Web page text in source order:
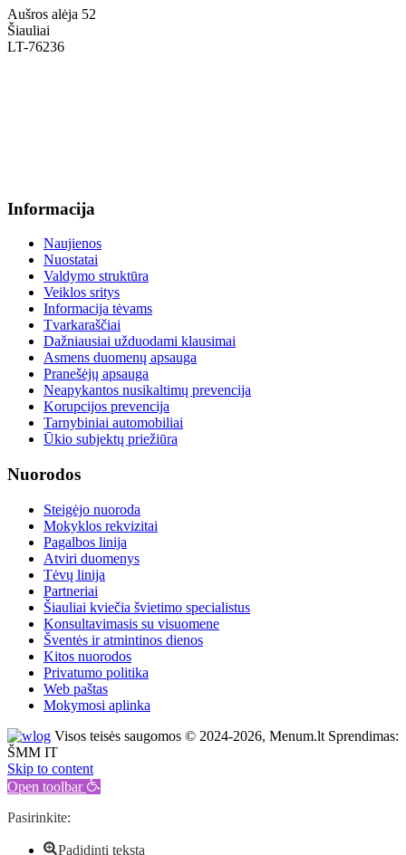
Aušros alėja 52
Šiauliai
LT-76236
Informacija
Naujienos
Nuostatai
Valdymo struktūra
Veiklos sritys
Informacija tėvams
Tvarkaraščiai
Dažniausiai užduodami klausimai
Asmens duomenų apsauga
Pranešėjų apsauga
Neapykantos nusikaltimų prevencija
Korupcijos prevencija
Tarnybiniai automobiliai
Ūkio subjektų priežiūra
Nuorodos
Steigėjo nuoroda
Mokyklos rekvizitai
Pagalbos linija
Atviri duomenys
Tėvų linija
Partneriai
Šiauliai kviečia švietimo specialistus
Konsultavimasis su visuomene
Šventės ir atmintinos dienos
Kitos nuorodos
Privatumo politika
Web paštas
Mokymosi aplinka
Visos teisės saugomos © 2024-2026, Menum.lt Sprendimas:
ŠMM IT
Skip to content
Open toolbar
Pasirinkite:
Padidinti tekstą